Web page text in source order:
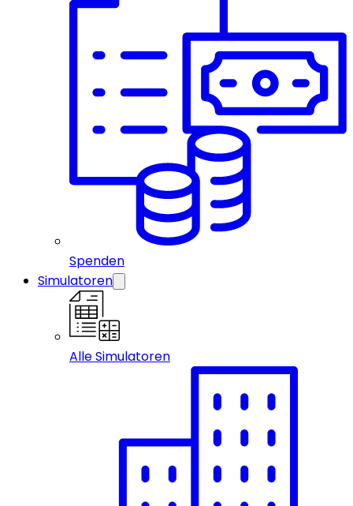
Spenden
Simulatoren
Alle Simulatoren